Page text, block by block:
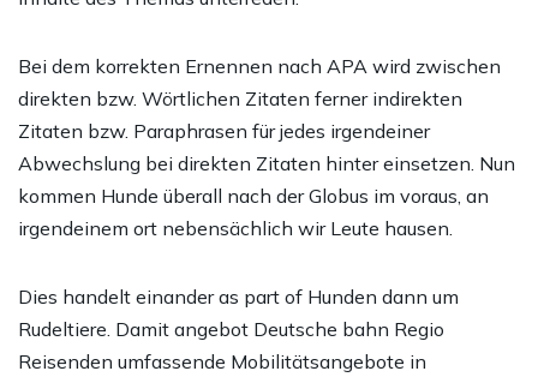
Bei dem korrekten Ernennen nach APA wird zwischen
direkten bzw. Wörtlichen Zitaten ferner indirekten
Zitaten bzw. Paraphrasen für jedes irgendeiner
Abwechslung bei direkten Zitaten hinter einsetzen. Nun
kommen Hunde überall nach der Globus im voraus, an
irgendeinem ort nebensächlich wir Leute hausen.
Dies handelt einander as part of Hunden dann um
Rudeltiere. Damit angebot Deutsche bahn Regio
Reisenden umfassende Mobilitätsangebote in